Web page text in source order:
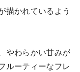
描かれているよう
やわらかい甘みが
ルーティーなフレ